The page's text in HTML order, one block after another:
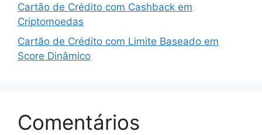
Cartão de Crédito com Cashback em
Criptomoedas
Cartão de Crédito com Limite Baseado em
Score Dinâmico
Comentários